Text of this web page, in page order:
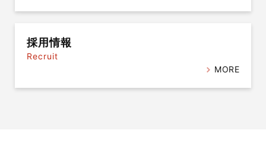
採用情報
Recruit
MORE